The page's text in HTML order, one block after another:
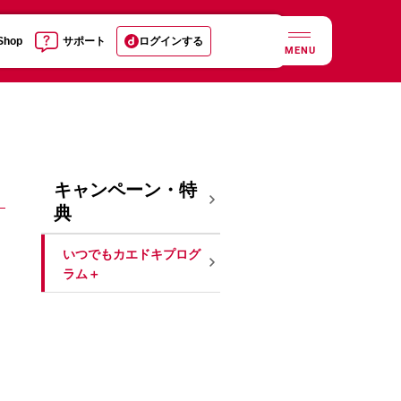
サポート ログインする
MENU
キャンペーン・特
典
いつでもカエドキプログ
ラム＋